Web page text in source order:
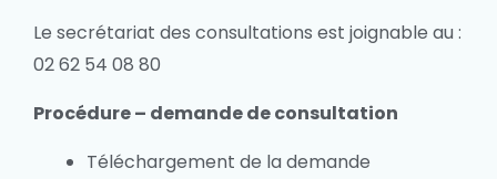
Le secrétariat des consultations est joignable au :
02 62 54 08 80
Procédure – demande de consultation
Téléchargement de la demande